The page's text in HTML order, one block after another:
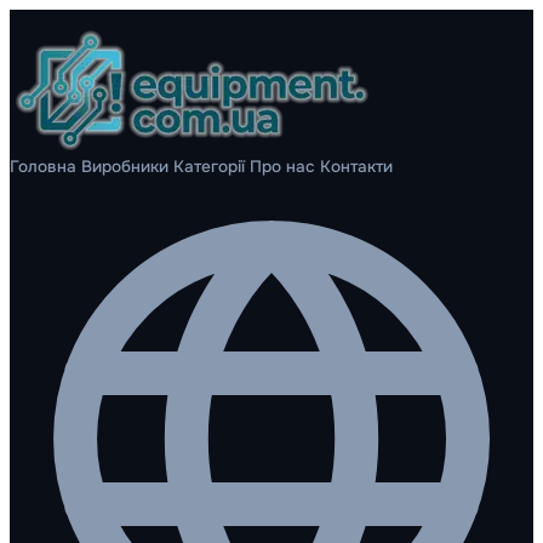
Головна Виробники Категорії Про нас Контакти